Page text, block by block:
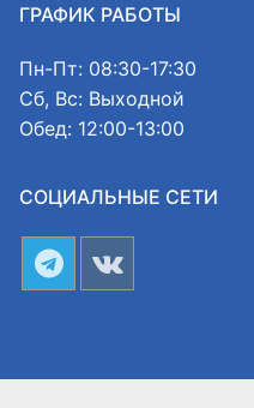
ГРАФИК РАБОТЫ
Пн-Пт: 08:30-17:30
Сб, Вс: Выходной
Обед: 12:00-13:00
СОЦИАЛЬНЫЕ СЕТИ